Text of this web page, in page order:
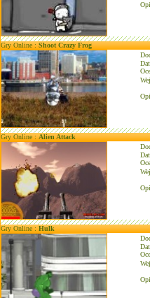
Gry Online :Shoot Crazy Frog
Gry Online :Alien Attack
Gry Online :Hulk